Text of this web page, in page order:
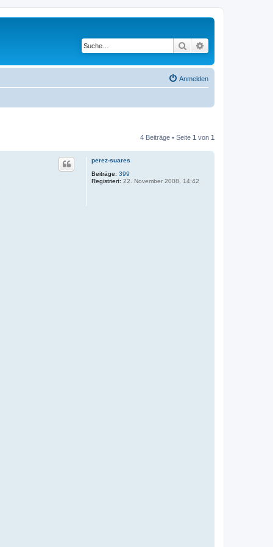
Suche
Anmelden
4 Beiträge • Seite 1 von 1
perez-suares
Beiträge: 399
Registriert: 22. November 2008, 14:42